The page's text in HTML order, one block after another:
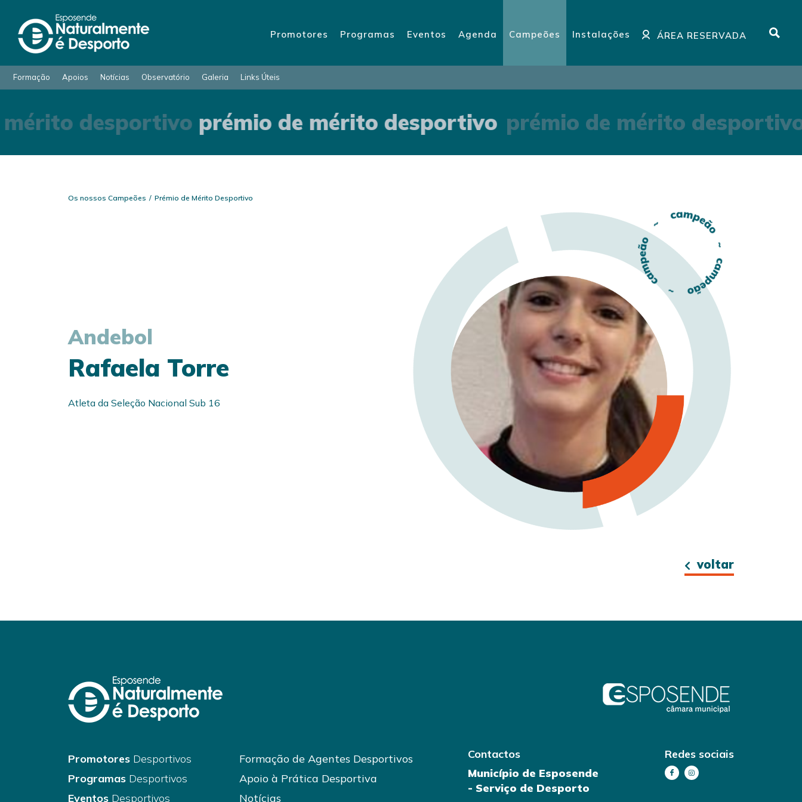
Promotores Programas Eventos Agenda Campeões Instalações ÁREA RESERVADA
Formação Apoios Notícias Observatório Galeria Links Úteis
desportivoprémio de mérito desportivo prémio de mérito
Os nossos Campeões Prémio de Mérito Desportivo
Andebol
Rafaela Torre
Atleta da Seleção Nacional Sub 16
voltar
Promotores Desportivos
Programas Desportivos
Eventos Desportivos
Formação de Agentes Desportivos
Apoio à Prática Desportiva
Notícias
Contactos
Município de Esposende
- Serviço de Desporto
Redes sociais